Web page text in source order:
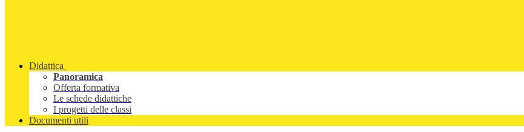
Didattica
Panoramica
Offerta formativa
Le schede didattiche
I progetti delle classi
Documenti utili